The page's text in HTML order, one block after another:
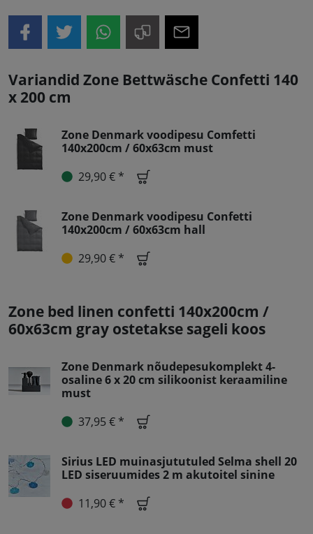
Variandid Zone Bettwäsche Confetti 140
x 200 cm
Zone Denmark voodipesu Comfetti
140x200cm / 60x63cm must
29,90 € *
Zone Denmark voodipesu Confetti
140x200cm / 60x63cm hall
29,90 € *
Zone bed linen confetti 140x200cm /
60x63cm gray ostetakse sageli koos
Zone Denmark nõudepesukomplekt 4-
osaline 6 x 20 cm silikoonist keraamiline
must
37,95 € *
Sirius LED muinasjututuled Selma shell 20
LED siseruumides 2 m akutoitel sinine
11,90 € *